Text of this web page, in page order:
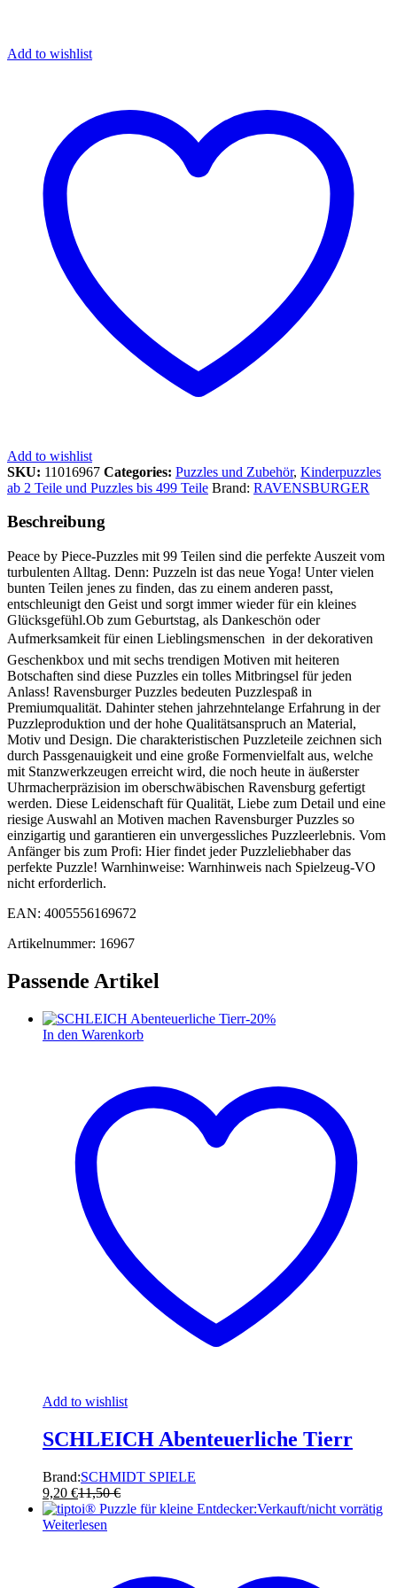
Add to wishlist
Add to wishlist
SKU: 11016967 Categories: Puzzles und Zubehör, Kinderpuzzles
ab 2 Teile und Puzzles bis 499 Teile Brand: RAVENSBURGER
Beschreibung
Peace by Piece-Puzzles mit 99 Teilen sind die perfekte Auszeit vom
turbulenten Alltag. Denn: Puzzeln ist das neue Yoga! Unter vielen
bunten Teilen jenes zu finden, das zu einem anderen passt,
entschleunigt den Geist und sorgt immer wieder für ein kleines
Glücksgefühl.Ob zum Geburtstag, als Dankeschön oder
Aufmerksamkeit für einen Lieblingsmenschen  in der dekorativen
Geschenkbox und mit sechs trendigen Motiven mit heiteren
Botschaften sind diese Puzzles ein tolles Mitbringsel für jeden
Anlass! Ravensburger Puzzles bedeuten Puzzlespaß in
Premiumqualität. Dahinter stehen jahrzehntelange Erfahrung in der
Puzzleproduktion und der hohe Qualitätsanspruch an Material,
Motiv und Design. Die charakteristischen Puzzleteile zeichnen sich
durch Passgenauigkeit und eine große Formenvielfalt aus, welche
mit Stanzwerkzeugen erreicht wird, die noch heute in äußerster
Uhrmacherpräzision im oberschwäbischen Ravensburg gefertigt
werden. Diese Leidenschaft für Qualität, Liebe zum Detail und eine
riesige Auswahl an Motiven machen Ravensburger Puzzles so
einzigartig und garantieren ein unvergessliches Puzzleerlebnis. Vom
Anfänger bis zum Profi: Hier findet jeder Puzzleliebhaber das
perfekte Puzzle! Warnhinweise: Warnhinweis nach Spielzeug-VO
nicht erforderlich.
EAN: 4005556169672
Artikelnummer: 16967
Passende Artikel
-20%
In den Warenkorb
Add to wishlist
SCHLEICH Abenteuerliche Tierr
Brand:SCHMIDT SPIELE
9,20 €11,50€
Verkauft/nicht vorrätig
Weiterlesen